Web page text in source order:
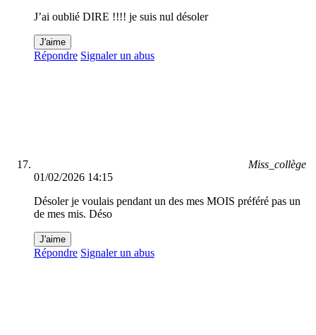
J’ai oublié DIRE !!!! je suis nul désoler
J'aime
Répondre Signaler un abus
Miss_collège
01/02/2026 14:15
Désoler je voulais pendant un des mes MOIS préféré pas un
de mes mis. Déso
J'aime
Répondre Signaler un abus